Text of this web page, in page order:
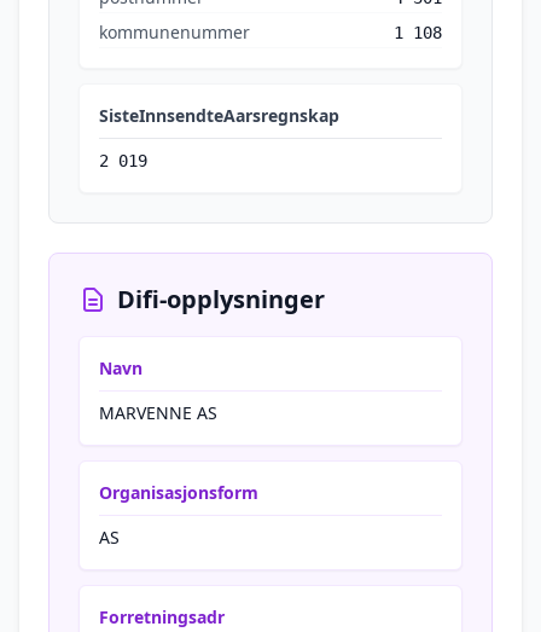
kommunenummer 1 108
SisteInnsendteAarsregnskap
2 019
Difi-opplysninger
Navn
MARVENNE AS
Organisasjonsform
AS
Forretningsadr